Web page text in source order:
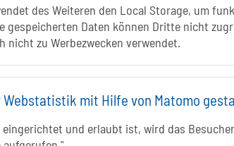
des Weiteren den Local Storage, um
gespeicherten Daten können Dritte nicht
nicht zu Werbezwecken verwendet.
Webstatistik mit Hilfe von Matomo
und erlaubt ist, wird das